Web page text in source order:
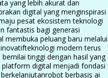
yang lebih akurat dan
digital yang menginspirasi
pesat ekosistem teknologi
fantastis bagi generasi
membuka peluang baru melalui
teknologi modern terus
tinggi dengan hasil yang
digital menjadi fondasi
robot berbasis ai